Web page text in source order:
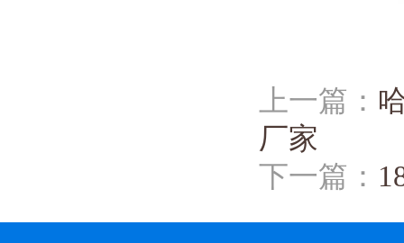
上一篇：
厂家
下一篇：